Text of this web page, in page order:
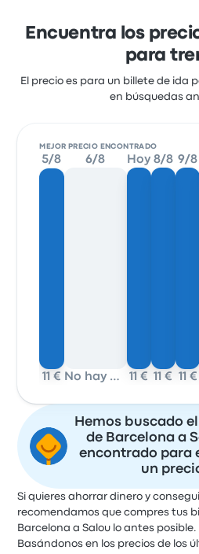
Encuentra los
para
El precio es para un billete de ida
en búsquedas
MEJOR PRECIO ENCONTRADO
5/8
11 €
6/8
No hay datos
Hoy
11 €
8/8
11 €
9/8
11 €
Hemos buscado
de Barcelona a
encontrado para
un
Si quieres ahorrar dinero y
recomendamos que compres tus
Barcelona a Salou lo antes posible.
Basándonos en los precios de los